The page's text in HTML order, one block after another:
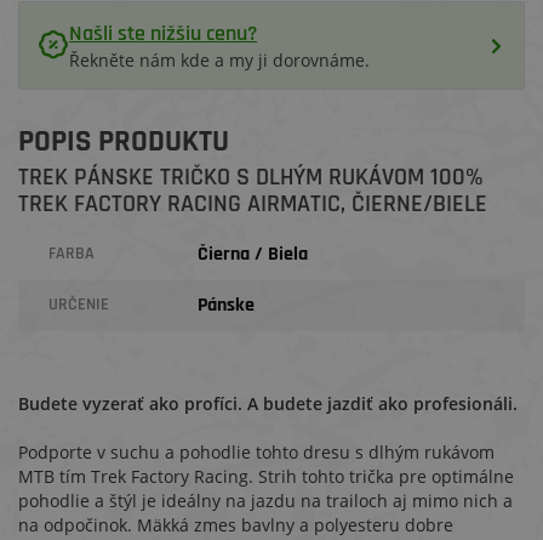
Našli ste nižšiu cenu?
Řekněte nám kde a my ji dorovnáme.
POPIS PRODUKTU
TREK PÁNSKE TRIČKO S DLHÝM RUKÁVOM 100%
TREK FACTORY RACING AIRMATIC, ČIERNE/BIELE
FARBA Čierna / Biela
URČENIE Pánske
Budete vyzerať ako profíci. A budete jazdiť ako profesionáli.
Podporte v suchu a pohodlie tohto dresu s dlhým rukávom
MTB tím Trek Factory Racing. Strih tohto trička pre optimálne
pohodlie a štýl je ideálny na jazdu na trailoch aj mimo nich a
na odpočinok. Mäkká zmes bavlny a polyesteru dobre